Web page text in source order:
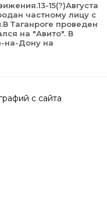
15(?)Августа
частному лицу с
Таганроге проведен
на "Авито". В
на-Дону на
с сайта